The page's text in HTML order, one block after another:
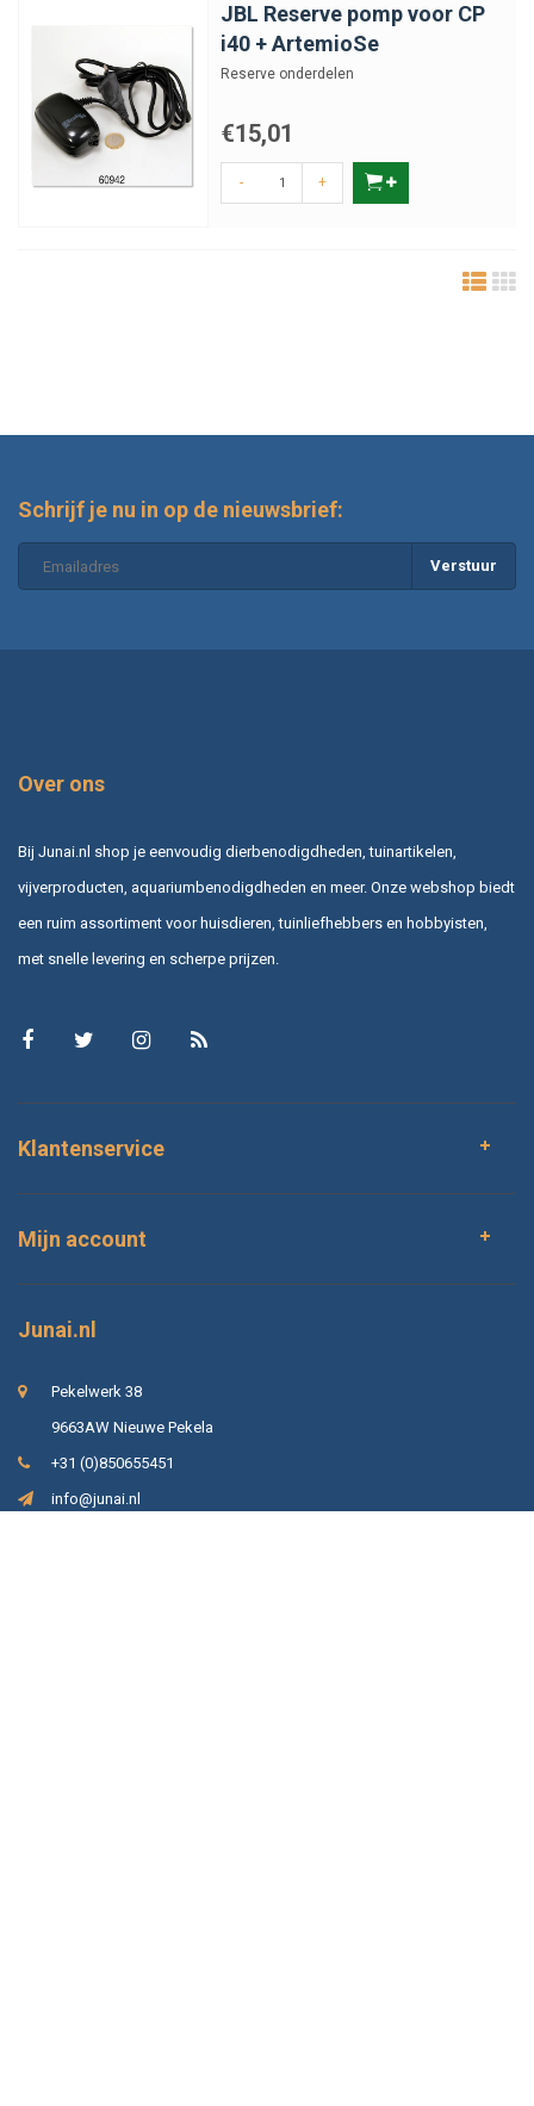
JBL Reserve pomp voor CP
i40 + ArtemioSe
Reserve onderdelen
€15,01
- +
Schrijf je nu in op de nieuwsbrief:
Verstuur
Over ons
Bij Junai.nl shop je eenvoudig dierbenodigdheden, tuinartikelen,
vijverproducten, aquariumbenodigdheden en meer. Onze webshop biedt
een ruim assortiment voor huisdieren, tuinliefhebbers en hobbyisten,
met snelle levering en scherpe prijzen.
Klantenservice
Mijn account
Junai.nl
Pekelwerk 38
9663AW Nieuwe Pekela
+31 (0)850655451
info@junai.nl